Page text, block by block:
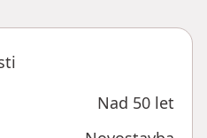
Nad 50 let